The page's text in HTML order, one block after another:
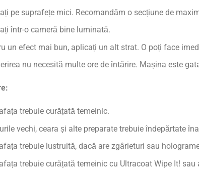
pe suprafețe mici. Recomandăm o secțiune de
într-o cameră bine luminată.
un efect mai bun, aplicați un alt strat. O poți face
nu necesită multe ore de întărire. Mașina este
trebuie curățată temeinic.
vechi, ceara și alte preparate trebuie îndepărtate
trebuie lustruită, dacă are zgârieturi sau
trebuie curățată temeinic cu Ultracoat Wipe It!